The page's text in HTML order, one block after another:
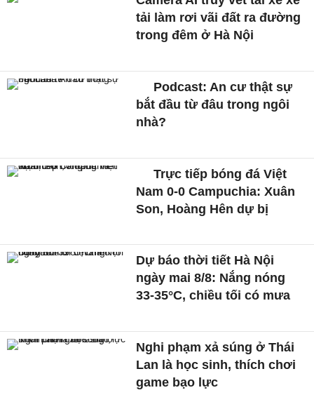
tải làm rơi vãi đất ra đường
trong đêm ở Hà Nội
Podcast: An cư thật sự
bắt đầu từ đâu trong ngôi
nhà?
Trực tiếp bóng đá Việt
Nam 0-0 Campuchia: Xuân
Son, Hoàng Hên dự bị
Dự báo thời tiết Hà Nội
ngày mai 8/8: Nắng nóng
33-35°C, chiều tối có mưa
Nghi phạm xả súng ở Thái
Lan là học sinh, thích chơi
game bạo lực